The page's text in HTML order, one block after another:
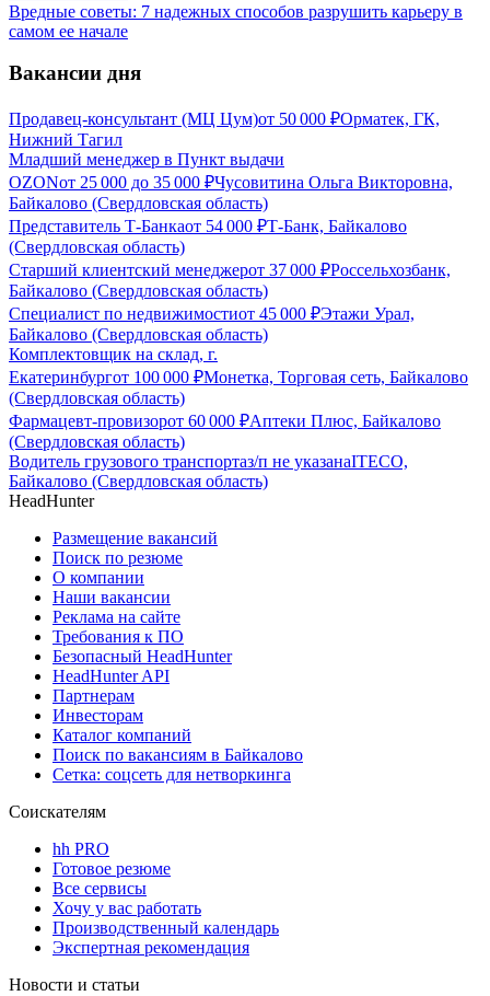
Вредные советы: 7 надежных способов разрушить карьеру в
самом ее начале
Вакансии дня
Продавец-консультант (МЦ Цум)от 50 000 ₽Орматек, ГК,
Нижний Тагил
Младший менеджер в Пункт выдачи
OZONот 25 000 до 35 000 ₽Чусовитина Ольга Викторовна,
Байкалово (Свердловская область)
Представитель Т-Банкаот 54 000 ₽Т-Банк, Байкалово
(Свердловская область)
Старший клиентский менеджерот 37 000 ₽Россельхозбанк,
Байкалово (Свердловская область)
Специалист по недвижимостиот 45 000 ₽Этажи Урал,
Байкалово (Свердловская область)
Комплектовщик на склад, г.
Екатеринбургот 100 000 ₽Монетка, Торговая сеть, Байкалово
(Свердловская область)
Фармацевт-провизорот 60 000 ₽Аптеки Плюс, Байкалово
(Свердловская область)
Водитель грузового транспортаз/п не указанаITECO,
Байкалово (Свердловская область)
HeadHunter
Размещение вакансий
Поиск по резюме
О компании
Наши вакансии
Реклама на сайте
Требования к ПО
Безопасный HeadHunter
HeadHunter API
Партнерам
Инвесторам
Каталог компаний
Поиск по вакансиям в Байкалово
Сетка: соцсеть для нетворкинга
Соискателям
hh PRO
Готовое резюме
Все сервисы
Хочу у вас работать
Производственный календарь
Экспертная рекомендация
Новости и статьи